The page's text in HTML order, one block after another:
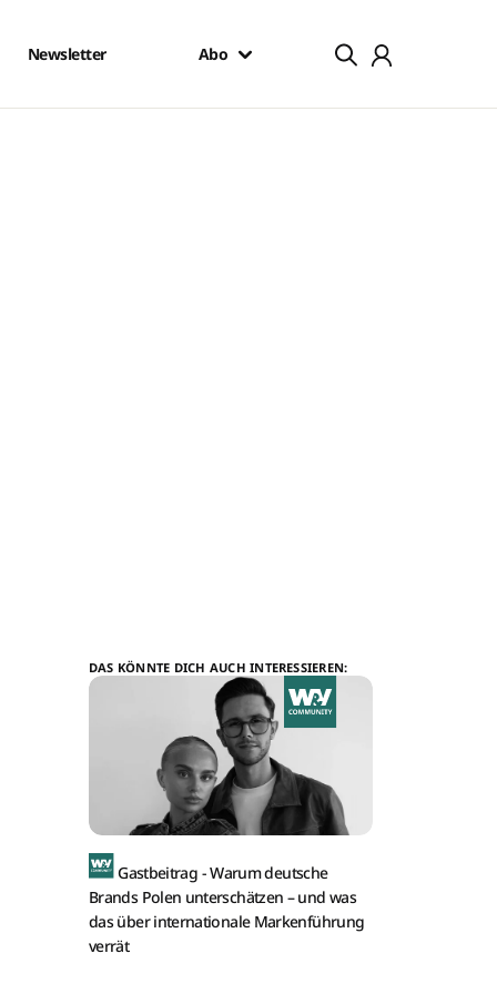
Newsletter Abo
DAS KÖNNTE DICH AUCH INTERESSIEREN:
Gastbeitrag -Warum deutsche
Brands Polen unterschätzen – und was
das über internationale Markenführung
verrät